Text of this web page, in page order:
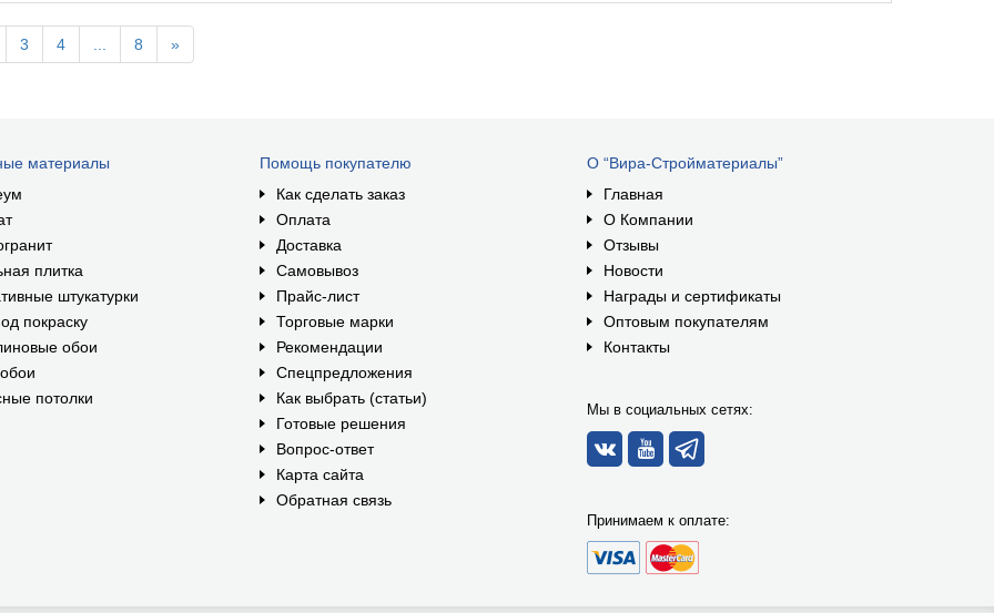
3 4 8 »
материалы
плитка
штукатурки
покраску
обои
потолки
Помощь покупателю
Как сделать заказ
Оплата
Доставка
Самовывоз
Прайс-лист
Торговые марки
Рекомендации
Спецпредложения
Как выбрать (статьи)
Готовые решения
Вопрос-ответ
Карта сайта
Обратная связь
О “Вира-Стройматериалы”
Главная
О Компании
Отзывы
Новости
Награды и сертификаты
Оптовым покупателям
Контакты
Мы в социальных сетях:
Принимаем к оплате: